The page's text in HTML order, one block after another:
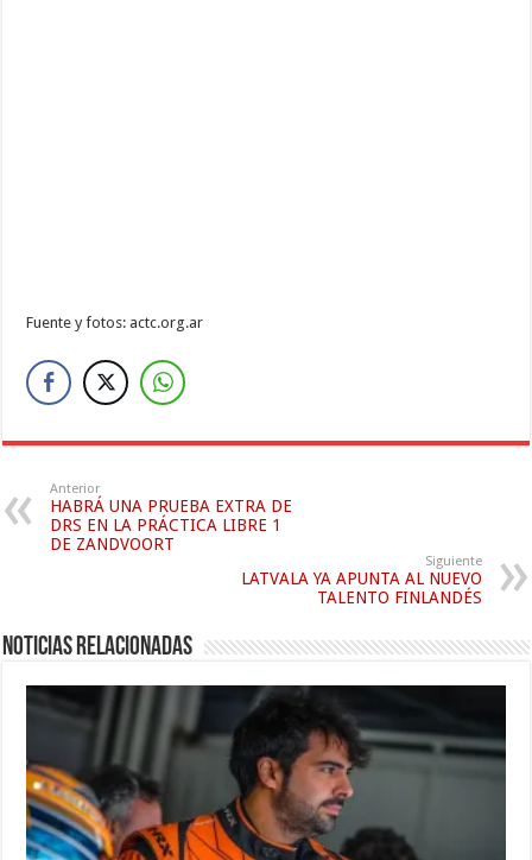
Fuente y fotos: actc.org.ar
Anterior
HABRÁ UNA PRUEBA EXTRA DE
DRS EN LA PRÁCTICA LIBRE 1
DE ZANDVOORT
Siguiente
LATVALA YA APUNTA AL NUEVO
TALENTO FINLANDÉS
Noticias relacionadas